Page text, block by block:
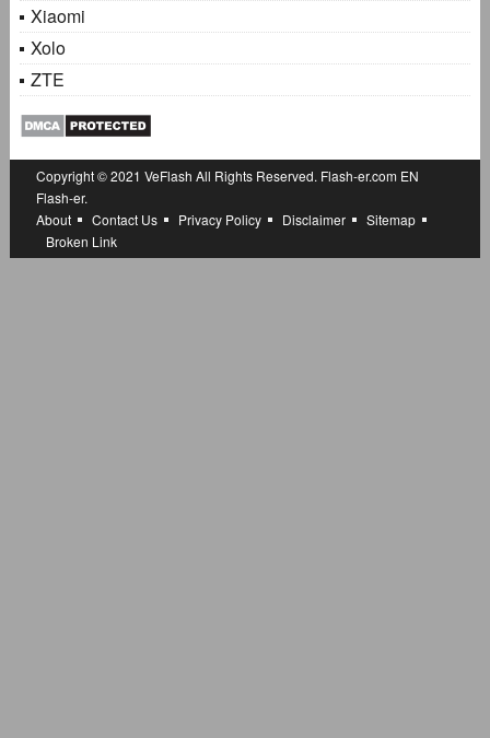
Xiaomi
Xolo
ZTE
Copyright © 2021 VeFlash All Rights Reserved. Flash-er.com EN
Flash-er.
About
Contact Us Privacy Policy Disclaimer
Sitemap
Broken Link